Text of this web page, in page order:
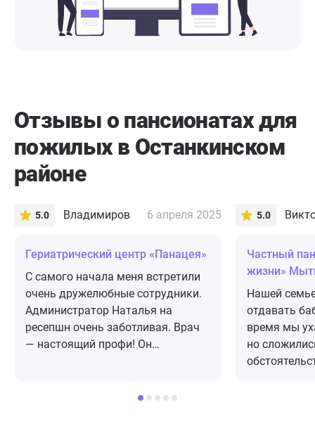
Отзывы о пансионатах для
пожилых в Останкинском
районе
5.0 Владимиров 6 апреля 2025
​Гериатрический центр «Панацея»
С самого начала меня встретили
очень дружелюбные сотрудники.
Администратор Наталья на
ресепшн очень заботливая. Врач
— настоящий профи! Он
ответил на все вопросы. После
5.0
Частный
жизни»
Нашей
отдавать
время мы
но